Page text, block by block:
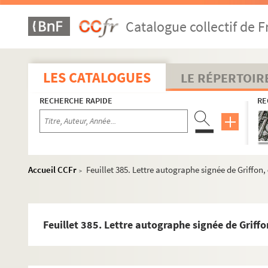
Catalogue collectif de
LES CATALOGUES LE
RECHERCHE RAPIDE
Accueil CCFr >
Feuillet 385. Lettre autographe signée de
Feuillet 385. Lettre autographe signée de